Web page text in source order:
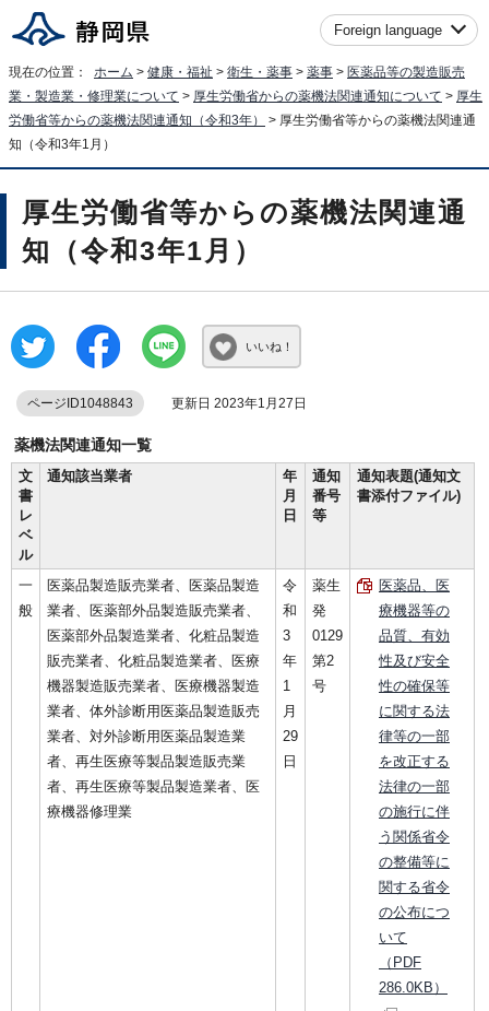
Foreign language
現在の位置： ホーム > 健康・福祉 > 衛生・薬事 > 薬事 > 医薬品等の製造販売
業・製造業・修理業について > 厚生労働省からの薬機法関連通知について > 厚生
労働省等からの薬機法関連通知（令和3年）
> 厚生労働省等からの薬機法関連通
知（令和3年1月）
厚生労働省等からの薬機法関連通
知（令和3年1月）
いいね！
ページID1048843 更新日 2023年1月27日
薬機法関連通知一覧
文
書
レ
ベ
ル
通知該当業者
年
月
日
通知
番号
等
通知表題(通知文
書添付ファイル)
一
般
医薬品製造販売業者、医薬品製造
業者、医薬部外品製造販売業者、
医薬部外品製造業者、化粧品製造
販売業者、化粧品製造業者、医療
機器製造販売業者、医療機器製造
業者、体外診断用医薬品製造販売
業者、対外診断用医薬品製造業
者、再生医療等製品製造販売業
者、再生医療等製品製造業者、医
療機器修理業
令
和
3
年
1
月
29
日
薬生
発
0129
第2
号
医薬品、医
療機器等の
品質、有効
性及び安全
性の確保等
に関する法
律等の一部
を改正する
法律の一部
の施行に伴
う関係省令
の整備等に
関する省令
の公布につ
いて
（PDF
286.0KB）